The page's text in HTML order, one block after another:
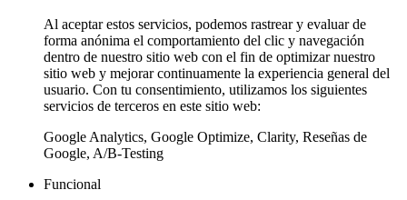
Al aceptar estos servicios, podemos rastrear y evaluar de
forma anónima el comportamiento del clic y navegación
dentro de nuestro sitio web con el fin de optimizar nuestro
sitio web y mejorar continuamente la experiencia general del
usuario. Con tu consentimiento, utilizamos los siguientes
servicios de terceros en este sitio web:
Google Analytics, Google Optimize, Clarity, Reseñas de
Google, A/B-Testing
Funcional